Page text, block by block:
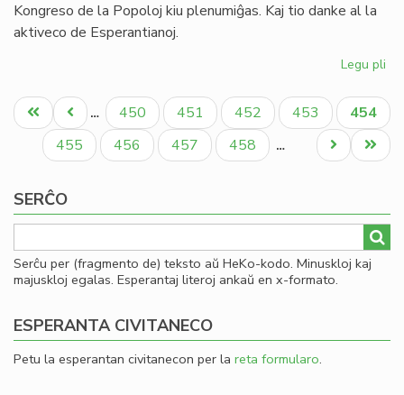
Kongreso de la Popoloj kiu plenumiĝas. Kaj tio danke al la
aktiveco de Esperantianoj.
Legu pli
de
la
Pagination
Unua
paĝo
Antaŭa
paĝo
… Paĝo
450 Paĝo
451 Paĝo
452 Paĝo
453
Aktuala
paĝo
454
Paĝo
455 Paĝo
456 Paĝo
457 Paĝo
458 …
Last
page
Next
page
SERĈO
Serĉu per (fragmento de) teksto aŭ HeKo-kodo. Minuskloj kaj
majuskloj egalas. Esperantaj literoj ankaŭ en x-formato.
ESPERANTA CIVITANECO
Petu la esperantan civitanecon per la reta formularo.